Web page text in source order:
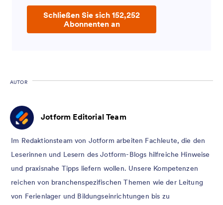
Schließen Sie sich 152,252
Abonnenten an
AUTOR
Jotform Editorial Team
Im Redaktionsteam von Jotform arbeiten Fachleute, die den
Leserinnen und Lesern des Jotform-Blogs hilfreiche Hinweise
und praxisnahe Tipps liefern wollen. Unsere Kompetenzen
reichen von branchenspezifischen Themen wie der Leitung
von Ferienlager und Bildungseinrichtungen bis zu